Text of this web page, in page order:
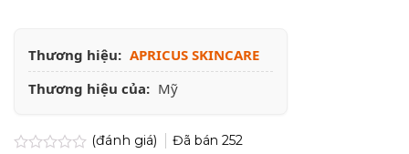
Thương hiệu: APRICUS SKINCARE
Thương hiệu của: Mỹ
(đánh giá) Đã bán 252